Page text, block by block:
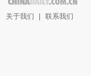
关于我们 联系我们